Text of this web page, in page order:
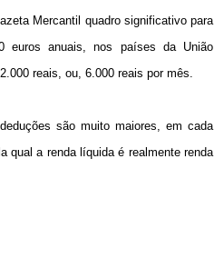
Mercantil quadro significativo para
euros anuais, nos países da União
reais, ou, 6.000 reais por mês.
são muito maiores, em cada
qual a renda líquida é realmente renda